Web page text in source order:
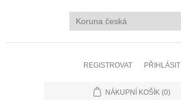
REGISTROVAT PŘIHLÁSIT
NÁKUPNÍ KOŠÍK (0)